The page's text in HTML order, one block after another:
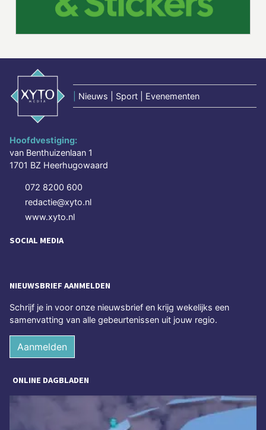
Nieuws | Sport | Evenementen
Hoofdvestiging:
van Benthuizenlaan 1
1701 BZ Heerhugowaard
072 8200 600
redactie@xyto.nl
www.xyto.nl
SOCIAL MEDIA
NIEUWSBRIEF AANMELDEN
Schrijf je in voor onze nieuwsbrief en krijg wekelijks een
samenvatting van alle gebeurtenissen uit jouw regio.
Aanmelden
ONLINE DAGBLADEN